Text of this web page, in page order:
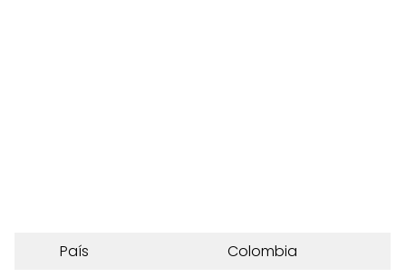
País
Colombia